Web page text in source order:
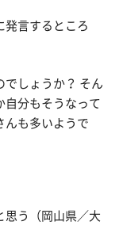
発言するところ
でしょうか？ そん
自分もそうなって
も多いようで
思う（岡山県／大